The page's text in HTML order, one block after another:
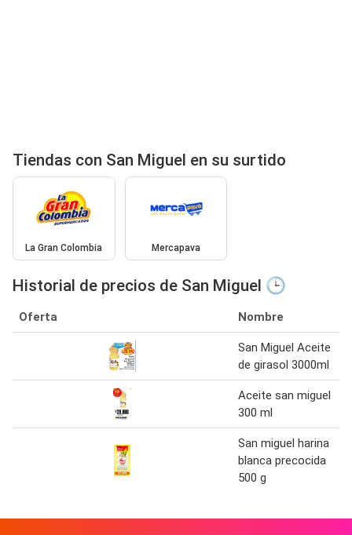
Tiendas con San Miguel en su surtido
La Gran Colombia Mercapava
Historial de precios de San Miguel 🕒
Oferta Nombre
San Miguel Aceite
de girasol 3000ml
Aceite san miguel
300 ml
San miguel harina
blanca precocida
500 g